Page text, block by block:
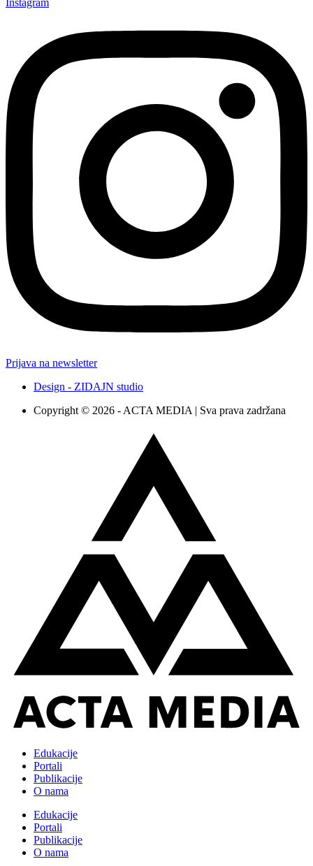
Instagram
Prijava na newsletter
Design - ZIDAJN studio
Copyright © 2026 - ACTA MEDIA | Sva prava zadržana
Edukacije
Portali
Publikacije
O nama
Edukacije
Portali
Publikacije
O nama